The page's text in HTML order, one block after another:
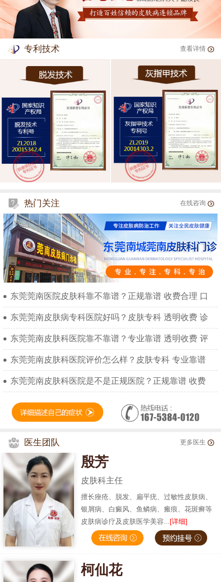
专利技术 查看详情
热门关注 在线咨询
东莞莞南医院皮肤科靠不靠谱？正规靠谱 收费合理 口
东莞莞南皮肤病专科医院好吗？皮肤专科 透明收费 诊
东莞莞南皮肤科医院靠不靠谱？专业靠谱 透明收费 评
东莞莞南皮肤科医院评价怎么样？皮肤专科 专业靠谱
东莞莞南皮肤科医院是不是正规医院？正规靠谱 收费
医生团队 更多医生
殷芳
皮肤科主任
擅长痤疮、脱发、扁平疣、过敏性皮肤病、
银屑病、白癜风、鱼鳞病、瘢痕、花斑癣等
皮肤病诊疗及皮肤医学美容... [详细]
柯仙花